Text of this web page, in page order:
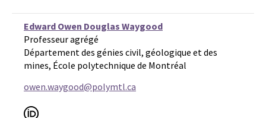
Edward Owen Douglas Waygood
Professeur agrégé
Département des génies civil, géologique et des
mines, École polytechnique de Montréal
owen.waygood@polymtl.ca